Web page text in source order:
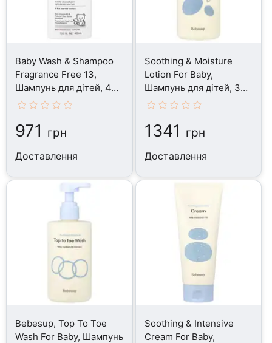
Baby Wash & Shampoo
Fragrance Free 13,
Шампунь для дітей, 400
мл
971 грн
Доставлення
Soothing & Moisture
Lotion For Baby,
Шампунь для дітей, 300
мл
1341 грн
Доставлення
Bebesup, Top To Toe
Wash For Baby, Шампунь
Soothing & Intensive
Cream For Baby,